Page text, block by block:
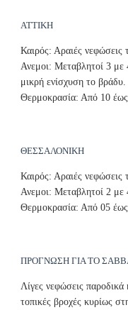
ΑΤΤΙΚΗ
Καιρός: Αραιές νεφώσεις
Ανεμοι: Μεταβλητοί 3 με
μικρή ενίσχυση το βράδυ.
Θερμοκρασία: Από 10
ΘΕΣΣΑΛΟΝΙΚΗ
Καιρός: Αραιές νεφώσεις
Ανεμοι: Μεταβλητοί 2 με
Θερμοκρασία: Από 05
ΠΡΟΓΝΩΣΗ ΓΙΑ ΤΟ
Λίγες νεφώσεις παροδικά
τοπικές βροχές κυρίως